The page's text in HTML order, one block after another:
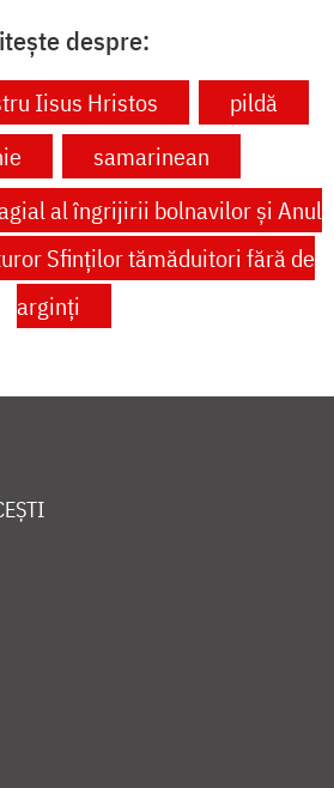
despre:
Iisus Hristos
pildă
samarinean
al îngrijirii bolnavilor și Anul
Sfinților tămăduitori fără de
arginți